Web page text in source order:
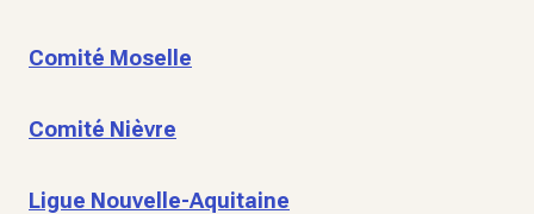
Comité Moselle
Comité Nièvre
Ligue Nouvelle-Aquitaine